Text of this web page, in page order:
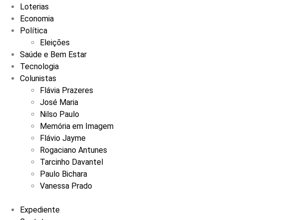
Loterias
Economia
Política
Eleições
Saúde e Bem Estar
Tecnologia
Colunistas
Flávia Prazeres
José Maria
Nilso Paulo
Memória em Imagem
Flávio Jayme
Rogaciano Antunes
Tarcinho Davantel
Paulo Bichara
Vanessa Prado
Expediente